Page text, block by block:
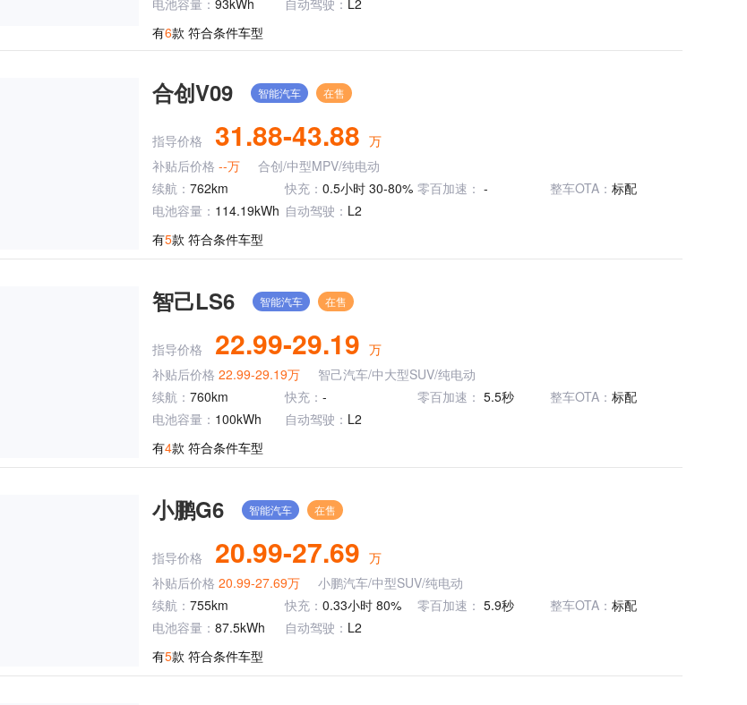
电池容量： 93kWh 自动驾驶： L2
有6款 符合条件车型
合创V09 智能汽车 在售
指导价格 31.88-43.88 万
补贴后价格 --万
合创/中型MPV/纯电动
续航： 762km 快充： 0.5小时 30-80% 零百加速： - 整车OTA： 标配
电池容量： 114.19kWh 自动驾驶： L2
有5款 符合条件车型
智己LS6 智能汽车 在售
指导价格 22.99-29.19 万
补贴后价格 22.99-29.19万
智己汽车/中大型SUV/纯电动
续航： 760km 快充： - 零百加速： 5.5秒 整车OTA： 标配
电池容量： 100kWh 自动驾驶： L2
有4款 符合条件车型
小鹏G6 智能汽车 在售
指导价格 20.99-27.69 万
补贴后价格 20.99-27.69万
小鹏汽车/中型SUV/纯电动
续航： 755km 快充： 0.33小时 80% 零百加速： 5.9秒 整车OTA： 标配
电池容量： 87.5kWh 自动驾驶： L2
有5款 符合条件车型